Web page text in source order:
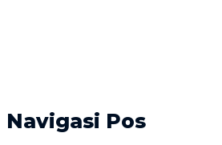
Navigasi Pos